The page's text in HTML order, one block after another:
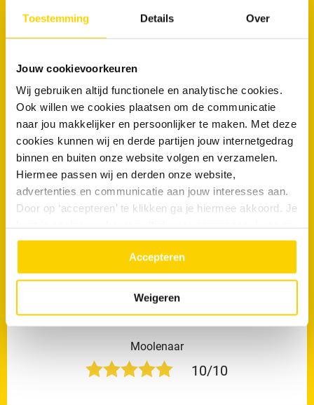
Toestemming Details Over
Jouw cookievoorkeuren
Wij gebruiken altijd functionele en analytische cookies.
Ook willen we cookies plaatsen om de communicatie
naar jou makkelijker en persoonlijker te maken. Met deze
cookies kunnen wij en derde partijen jouw internetgedrag
binnen en buiten onze website volgen en verzamelen.
Hiermee passen wij en derden onze website,
advertenties en communicatie aan jouw interesses aan.
Door op ‘accepteren’ te klikken ga je hiermee akkoord. Je
meer over in onsprivacy beleid.
Accepteren
Weigeren
Veelgestelde vragen
Welke oorzaken van verstoppingen zien jullie het meest in Urk?
Hebben gemeentelijke bomen invloed op particuliere
rioolaansluitingen?
wortelgroei?
binnenstad?
“De gehele service was uitstekend. Zeer
vriendelijke en deskundige monteur.”
Moolenaar
10/10